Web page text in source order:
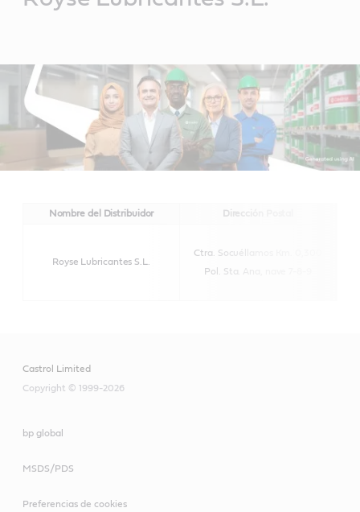
Nombre del Distribuidor Dirección Postal
Royse Lubricantes S.L.
Ctra. Socuéllamos Km. 0,300
Pol. Sta. Ana, nave 7-8-9
Castrol Limited
Copyright © 1999-2026
bp global
MSDS/PDS
Preferencias de cookies